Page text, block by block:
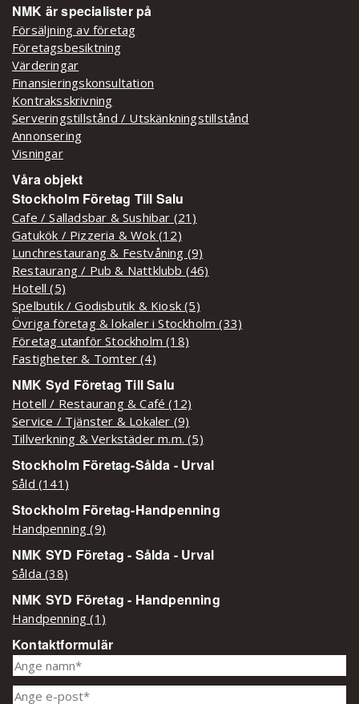
NMK är specialister på
Försäljning av företag
Företagsbesiktning
Värderingar
Finansieringskonsultation
Kontraksskrivning
Serveringstillstånd / Utskänkningstillstånd
Annonsering
Visningar
Våra objekt
Stockholm Företag Till Salu
Cafe / Salladsbar & Sushibar (21)
Gatukök / Pizzeria & Wok (12)
Lunchrestaurang & Festvåning (9)
Restaurang / Pub & Nattklubb (46)
Hotell (5)
Spelbutik / Godisbutik & Kiosk (5)
Övriga företag & lokaler i Stockholm (33)
Företag utanför Stockholm (18)
Fastigheter & Tomter (4)
NMK Syd Företag Till Salu
Hotell / Restaurang & Café (12)
Service / Tjänster & Lokaler (9)
Tillverkning & Verkstäder m.m. (5)
Stockholm Företag-Sålda - Urval
Såld (141)
Stockholm Företag-Handpenning
Handpenning (9)
NMK SYD Företag - Sålda - Urval
Sålda (38)
NMK SYD Företag - Handpenning
Handpenning (1)
Kontaktformulär